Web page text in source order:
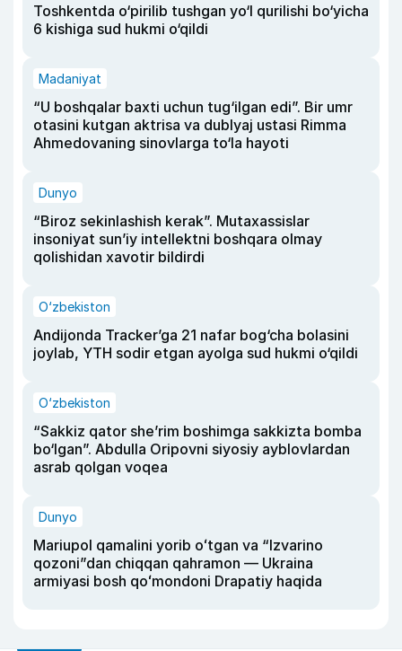
Toshkentda o‘pirilib tushgan yo‘l qurilishi bo‘yicha
6 kishiga sud hukmi o‘qildi
Madaniyat
“U boshqalar baxti uchun tug‘ilgan edi”. Bir umr
otasini kutgan aktrisa va dublyaj ustasi Rimma
Ahmedovaning sinovlarga to‘la hayoti
Dunyo
“Biroz sekinlashish kerak”. Mutaxassislar
insoniyat sun’iy intellektni boshqara olmay
qolishidan xavotir bildirdi
O‘zbekiston
Andijonda Tracker’ga 21 nafar bog‘cha bolasini
joylab, YTH sodir etgan ayolga sud hukmi o‘qildi
O‘zbekiston
“Sakkiz qator she’rim boshimga sakkizta bomba
bo‘lgan”. Abdulla Oripovni siyosiy ayblovlardan
asrab qolgan voqea
Dunyo
Mariupol qamalini yorib oʻtgan va “Izvarino
qozoni”dan chiqqan qahramon — Ukraina
armiyasi bosh qoʻmondoni Drapatiy haqida